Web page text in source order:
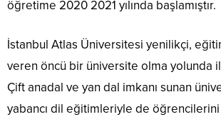
öğretime 2020 2021 yılında başlamıştır.
İstanbul Atlas Üniversitesi yenilikçi,
veren öncü bir üniversite olma yolunda
Çift anadal ve yan dal imkanı sunan
yabancı dil eğitimleriyle de